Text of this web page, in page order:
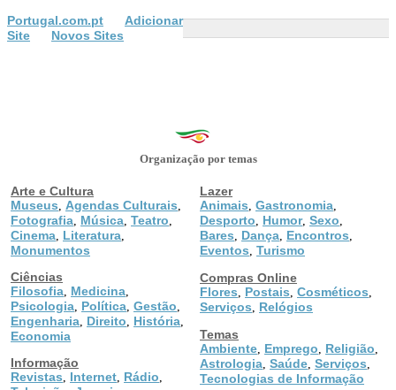
Portugal.com.pt
Adicionar
Site
Novos Sites
Organização por temas
Arte e Cultura
Museus
Agendas Culturais
Fotografia Música Teatro
Cinema Literatura
Monumentos
Ciências
Filosofia Medicina
Psicologia Política Gestão
Engenharia Direito História
Economia
Informação
Revistas
Internet Rádio
Lazer
Animais Gastronomia
Desporto Humor, Sexo
Bares Dança Encontros
Eventos Turismo
Compras Online
Flores
Postais Cosméticos
Serviços
Relógios
Temas
Ambiente Emprego Religião
Astrologia Saúde Serviços
Tecnologias de Informação